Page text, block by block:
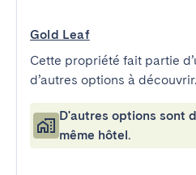
Gold Leaf
Cette propriété fait partie
d’autres options à découvrir.
D'autres options sont
même hôtel.